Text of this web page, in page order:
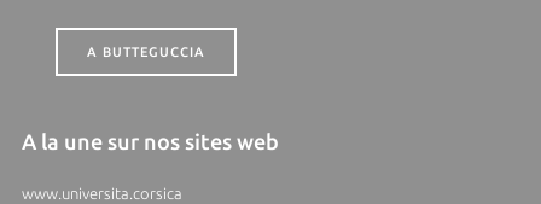
A BUTTEGUCCIA
A la une sur nos sites web
www.universita.corsica